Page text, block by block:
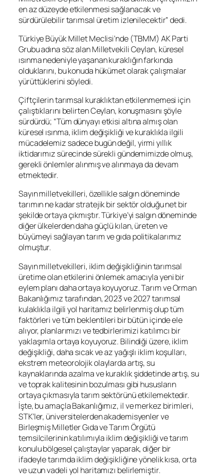
en az düzeyde etkilenmesi sağlanacak ve
sürdürülebilir tarımsal üretim izlenilecektir” dedi.
Türkiye Büyük Millet Meclisi’nde (TBMM) AK Parti
Grubu adına söz alan Milletvekili Ceylan, küresel
ısınma nedeniyle yaşanan kuraklığın farkında
olduklarını, bu konuda hükümet olarak çalışmalar
yürüttüklerini söyledi.
Çiftçilerin tarımsal kuraklıktan etkilenmemesi için
çalıştıklarını belirten Ceylan, konuşmasını şöyle
sürdürdü; “Tüm dünyayı etkisi altına almış olan
küresel ısınma, iklim değişikliği ve kuraklıkla ilgili
mücadelemiz sadece bugün değil, yirmi yıllık
iktidarımız sürecinde sürekli gündemimizde olmuş,
gerekli önlemler alınmış ve alınmaya da devam
etmektedir.
Sayın milletvekilleri, özellikle salgın döneminde
tarımın ne kadar stratejik bir sektör olduğu net bir
şekilde ortaya çıkmıştır. Türkiye’yi salgın döneminde
diğer ülkelerden daha güçlü kılan, üreten ve
büyümeyi sağlayan tarım ve gıda politikalarımız
olmuştur.
Sayın milletvekilleri, iklim değişikliğinin tarımsal
üretime olan etkilerini önlemek amacıyla yeni bir
eylem planı daha ortaya koyuyoruz. Tarım ve Orman
Bakanlığımız tarafından, 2023 ve 2027 tarımsal
kulaklıkla ilgili yol haritamız belirlenmiş olup tüm
faktörleri ve tüm beklentileri bir bütün içinde ele
alıyor, planlarımızı ve tedbirlerimizi katılımcı bir
yaklaşımla ortaya koyuyoruz. Bilindiği üzere, iklim
değişikliği, daha sıcak ve az yağışlı iklim koşulları,
ekstrem meteorolojik olaylarda artış, su
kaynaklarında azalma ve kuraklık şiddetinde artış, su
ve toprak kalitesinin bozulması gibi hususların
ortaya çıkmasıyla tarım sektörünü etkilemektedir.
İşte, bu amaçla Bakanlığımız, il ve merkez birimleri,
STK’ler, üniversitelerden akademisyenler ve
Birleşmiş Milletler Gıda ve Tarım Örgütü
temsilcilerinin katılımıyla iklim değişikliği ve tarım
konulu bölgesel çalıştaylar yaparak, diğer bir
ifadeyle tarımda iklim değişikliğine yönelik kısa, orta
ve uzun vadeli yol haritamızı belirlemiştir.